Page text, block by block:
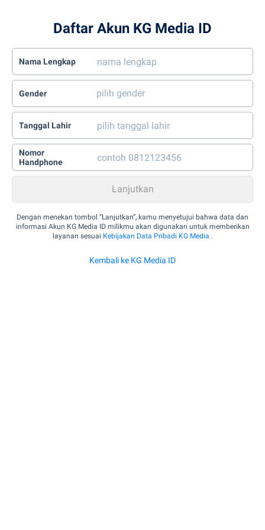
Daftar Akun KG Media ID
Nama Lengkap
Gender
Tanggal Lahir
Nomor
Handphone
Dengan menekan tombol “Lanjutkan”, kamu menyetujui bahwa data dan
informasi Akun KG Media ID milikmu akan digunakan untuk memberikan
layanan sesuai Kebijakan Data Pribadi KG Media .
Kembali ke KG Media ID